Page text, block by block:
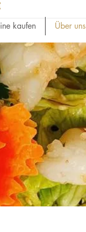
kaufen Über uns